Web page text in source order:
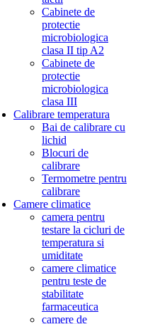
Cabinete de
protectie
microbiologica
clasa II tip A2
Cabinete de
protectie
microbiologica
clasa III
Calibrare temperatura
Bai de calibrare cu
lichid
Blocuri de
calibrare
Termometre pentru
calibrare
Camere climatice
camera pentru
testare la cicluri de
temperatura si
umiditate
camere climatice
pentru teste de
stabilitate
farmaceutica
camere de